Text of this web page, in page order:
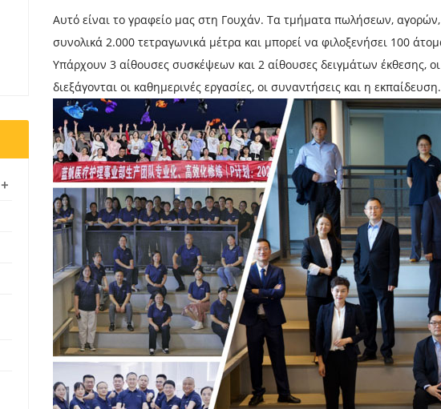
Αυτό είναι το γραφείο μας στη Γουχάν. Τα τμήματα πωλήσεων, αγορών,
συνολικά 2.000 τετραγωνικά μέτρα και μπορεί να φιλοξενήσει 100
Υπάρχουν 3 αίθουσες συσκέψεων και 2 αίθουσες δειγμάτων έκθεσης,
διεξάγονται οι καθημερινές εργασίες, οι συναντήσεις και η εκπαίδευση.
+